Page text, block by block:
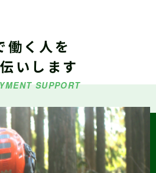
ら
講習」の受講生募集
ら
仕事見学会（島田市）』参加受付
す）
働く人を
いします
SUPPORT